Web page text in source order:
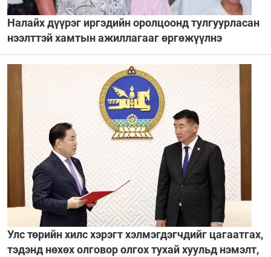
Налайх дүүрэг иргэдийн оролцоонд тулгуурласан
нээлттэй хамтын ажиллагааг өргөжүүлнэ
Улс төрийн хилс хэрэгт хэлмэгдэгчдийг цагаатгах,
тэдэнд нөхөх олговор олгох тухай хуульд нэмэлт,